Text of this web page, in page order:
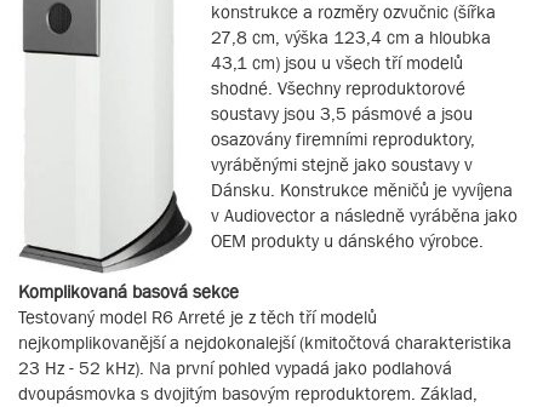
konstrukce a rozměry ozvučnic (šířka
27,8 cm, výška 123,4 cm a hloubka
43,1 cm) jsou u všech tří modelů
shodné. Všechny reproduktorové
soustavy jsou 3,5 pásmové a jsou
osazovány firemními reproduktory,
vyráběnými stejně jako soustavy v
Dánsku. Konstrukce měničů je vyvíjena
v Audiovector a následně vyráběna jako
OEM produkty u dánského výrobce.
Komplikovaná basová sekce
Testovaný model R6 Arreté je z těch tří modelů
nejkomplikovanější a nejdokonalejší (kmitočtová charakteristika
23 Hz - 52 kHz). Na první pohled vypadá jako podlahová
dvoupásmovka s dvojitým basovým reproduktorem. Základ,